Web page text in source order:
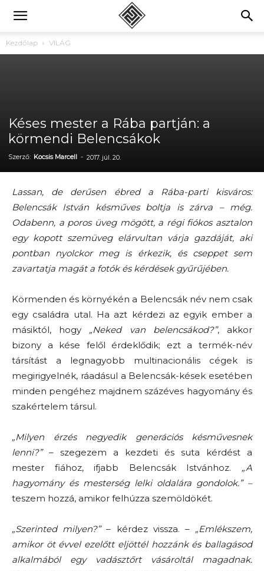
Kezdőlap VILÁG
Késes mester a Rába partján: a
körmendi Belencsákok
Szerző: Kocsis Marcell - 2017. júl. 20.
Lassan, de derűsen ébred a Rába-parti kisváros:
Belencsák István késműves boltja is zárva – még.
Odabenn, a poros üveg mögött, a régi fiókos asztalon
egy kopott szemüveg elárvultan várja gazdáját, aki
pontban nyolckor meg is érkezik, és cseppet sem
zavartatja magát a fotók és kérdések gyűrűjében.
Körmenden és környékén a Belencsák név nem csak
egy családra utal. Ha azt kérdezi az egyik ember a
másiktól, hogy „Neked van belencsákod?”, akkor
bizony a kése felől érdeklődik; ezt a termék-név
társítást a legnagyobb multinacionális cégek is
megirigyelnék, ráadásul a Belencsák-kések esetében
minden pengéhez majdnem százéves hagyomány és
szakértelem társul.
„Milyen érzés negyedik generációs késművesnek
lenni?”– szegezem a kezdeti és suta kérdést a
mester fiához, ifjabb Belencsák Istvánhoz. „A
hagyomány és mesterség lelki oldalára gondolok.” –
teszem hozzá, amikor felhúzza szemöldökét.
„Szerinted milyen?”– kérdez vissza. – „Emlékszem,
amikor öt évvel ezelőtt eljöttél hozzánk és ballagásod
alkalmából egy vadásztőrt vásároltál magadnak.